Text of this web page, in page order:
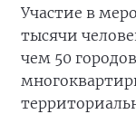
Участие в
тысячи
чем 50